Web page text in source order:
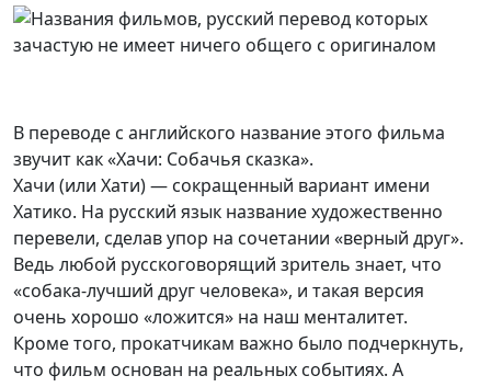
В переводе с английского название этого фильма
звучит как«Хачи: Собачья сказка».
Хачи (или Хати) — сокращенный вариант имени
Хатико. На русский язык название художественно
перевели, сделав упор на сочетании «верный друг».
Ведь любой русскоговорящий зритель знает, что
«собака-лучший друг человека», и такая версия
очень хорошо «ложится» на наш менталитет.
Кроме того, прокатчикам важно было подчеркнуть,
что фильм основан на реальных событиях. А